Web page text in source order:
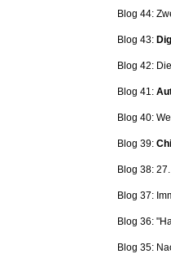
Blog 44:
Blog 43:
Blog 42:
Blog 41:
Blog 40:
Blog 39:
Blog 38:
Blog 37:
Blog 36:
Blog 35: